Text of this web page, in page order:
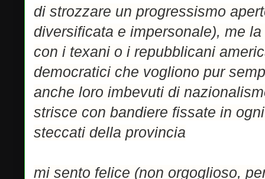
di strozzare un progressismo
diversificata e impersonale), me
con i texani o i repubblicani
democratici che vogliono pur
anche loro imbevuti di
strisce con bandiere fissate in
steccati della provincia
mi sento felice (non orgoglioso,